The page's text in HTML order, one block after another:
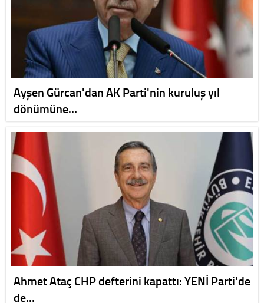
Ayşen Gürcan'dan AK Parti'nin kuruluş yıl
dönümüne…
Ahmet Ataç CHP defterini kapattı: YENİ Parti'de
de…